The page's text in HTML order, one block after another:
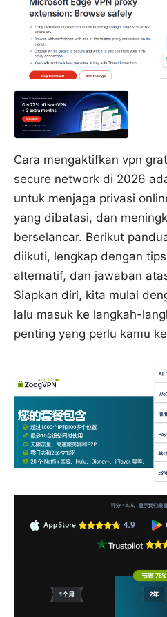
Cara mengaktifkan vpn
secure network di 2026
untuk menjaga privasi
yang dibatasi, dan
berselancar. Berikut
diikuti, lengkap dengan
alternatif, dan jawaban
Siapkan diri, kita mulai
lalu masuk ke langkah-
penting yang perlu kamu